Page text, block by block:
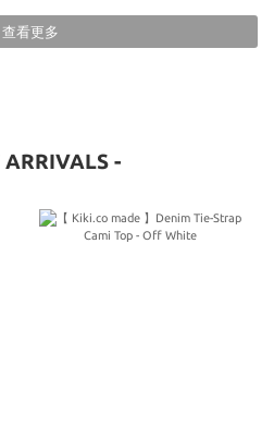
查看更多
ARRIVALS -